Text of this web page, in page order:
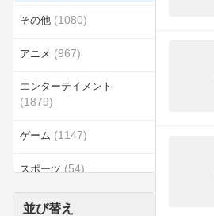
その他 (1080)
アニメ (967)
エンターテイメント
(1879)
ゲーム (1147)
スポーツ (54)
ダンス(333)
並び替え